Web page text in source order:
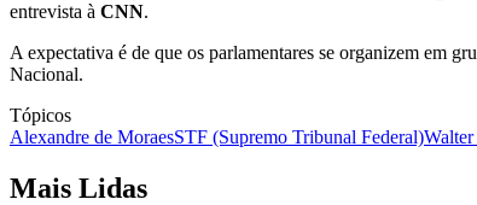
entrevista à CNN.
A expectativa é de que os parlamentares se organizem em
Nacional.
Tópicos
Alexandre de MoraesSTF (Supremo Tribunal Federal)
Mais Lidas